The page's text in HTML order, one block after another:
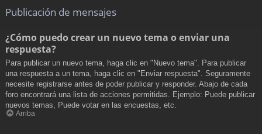
Publicación de mensajes
¿Cómo puedo crear un nuevo tema o enviar una
respuesta?
Para publicar un nuevo tema, haga clic en "Nuevo tema". Para publicar
una respuesta a un tema, haga clic en "Enviar respuesta". Seguramente
necesite registrarse antes de poder publicar y responder. Abajo de cada
foro encontrará una lista de acciones permitidas. Ejemplo: Puede publicar
nuevos temas, Puede votar en las encuestas, etc.
Arriba